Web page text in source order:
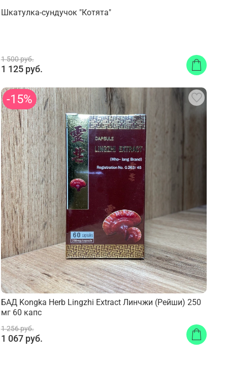
Шкатулка-сундучок "Котята"
1 500 руб.
1 125 руб.
-15%
БАД Kongka Herb Lingzhi Extract Линчжи (Рейши) 250
мг 60 капс
1 256 руб.
1 067 руб.